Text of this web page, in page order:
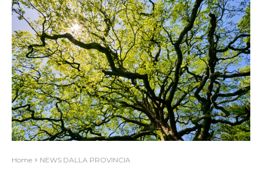
Home NEWS DALLA PROVINCIA